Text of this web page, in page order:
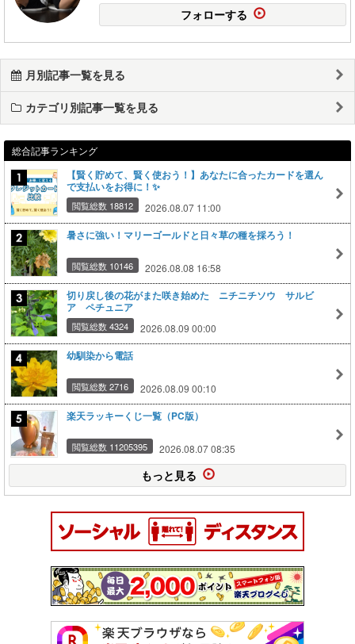
フォローする
月別記事一覧を見る
カテゴリ別記事一覧を見る
総合記事ランキング
【賢く貯めて、賢く使おう！】あなたに合ったカードを選ん
で支払いをお得に！✨
閲覧総数 18812 2026.08.07 11:00
暑さに強い！マリーゴールドと日々草の種を採ろう！
閲覧総数 10146 2026.08.08 16:58
切り戻し後の花がまた咲き始めた ニチニチソウ サルビ
ア ペチュニア
閲覧総数 4324 2026.08.09 00:00
幼馴染から電話
閲覧総数 2716 2026.08.09 00:10
楽天ラッキーくじ一覧（PC版）
閲覧総数 11205395 2026.08.07 08:35
もっと見る